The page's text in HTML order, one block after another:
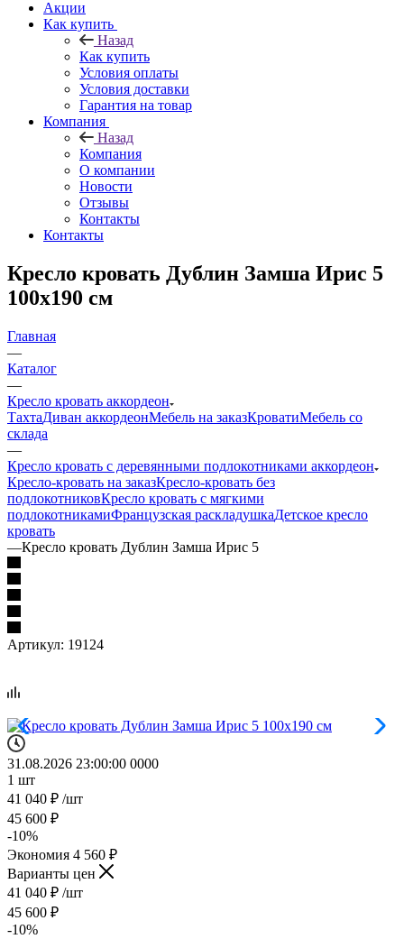
Акции
Как купить
Назад
Как купить
Условия оплаты
Условия доставки
Гарантия на товар
Компания
Назад
Компания
О компании
Новости
Отзывы
Контакты
Контакты
Кресло кровать Дублин Замша Ирис 5
100х190 см
Главная
—
Каталог
—
Кресло кровать аккордеон
ТахтаДиван аккордеонМебель на заказКроватиМебель со
склада
—
Кресло кровать с деревянными подлокотниками аккордеон
Кресло-кровать на заказКресло-кровать без
подлокотниковКресло кровать с мягкими
подлокотникамиФранцузская раскладушкаДетское кресло
кровать
—Кресло кровать Дублин Замша Ирис 5
Артикул: 19124
31.08.2026 23:00:00 0000
1 шт
41 040 ₽ /шт
45 600 ₽
-10%
Экономия 4 560 ₽
Варианты цен
41 040 ₽ /шт
45 600 ₽
-10%